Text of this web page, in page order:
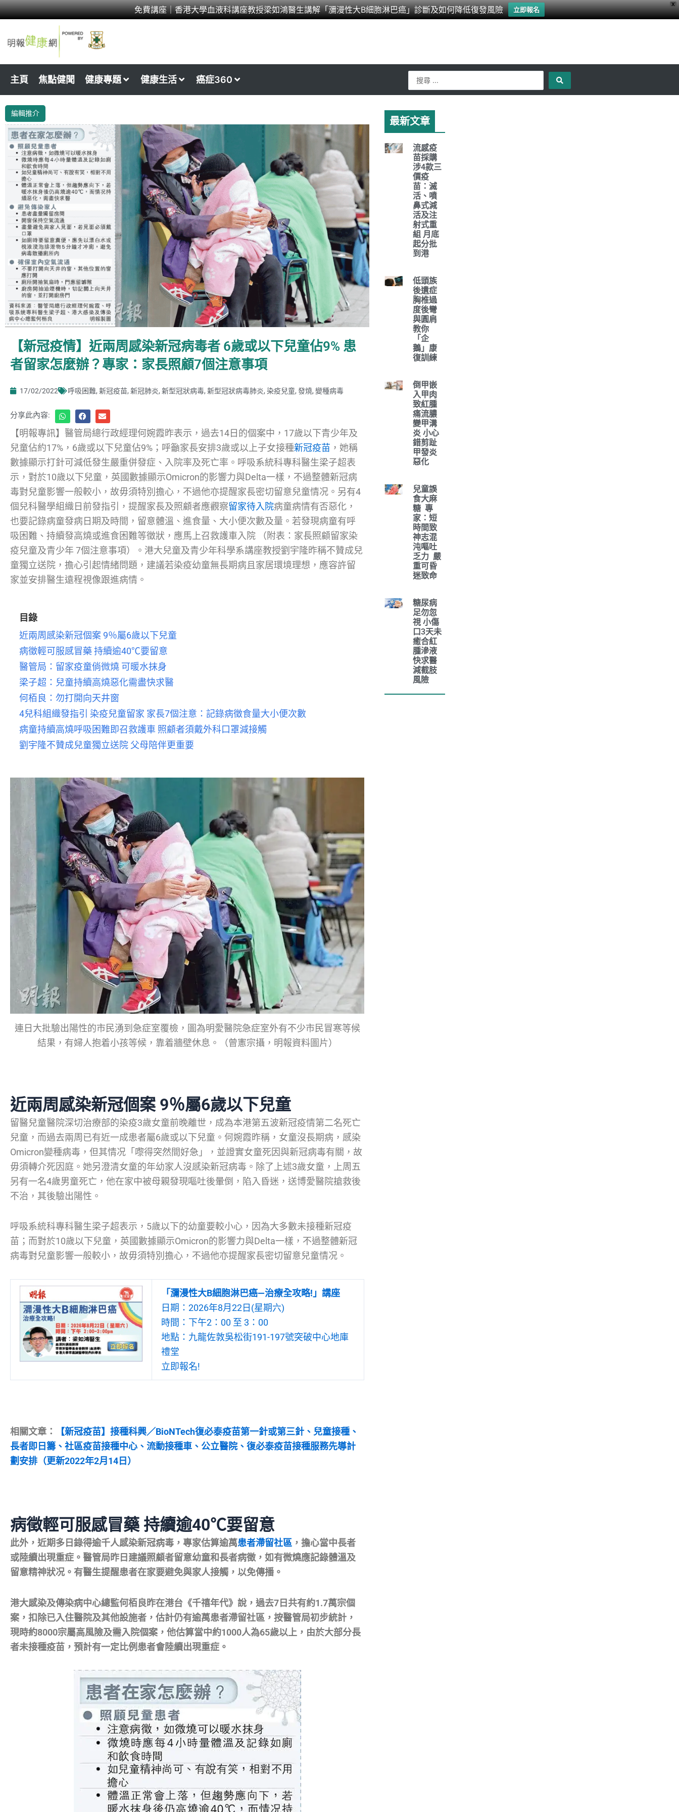
X
免費講座｜香港大學血液科講座教授梁如鴻醫生講解「瀰漫性大B細胞淋巴癌」診斷及如何降低復發風險 立即報名
Skip
to
content
主頁 焦點健聞 健康專題 健康生活 癌症360
Search
...
編輯推介
【新冠疫情】近兩周感染新冠病毒者 6歲或以下兒童佔9% 患
者留家怎麼辦？專家：家長照顧7個注意事項
17/02/2022 呼吸困難, 新冠疫苗, 新冠肺炎, 新型冠狀病毒, 新型冠狀病毒肺炎, 染疫兒童, 發燒, 變種病毒
分享此內容:
【明報專訊】醫管局總行政經理何婉霞昨表示，過去14日的個案中，17歲以下青少年及
兒童佔約17%，6歲或以下兒童佔9%；呼籲家長安排3歲或以上子女接種新冠疫苗 ，她稱
數據顯示打針可減低發生嚴重併發症、入院率及死亡率。呼吸系統科專科醫生梁子超表
示，對於10歲以下兒童，英國數據顯示Omicron的影響力與Delta一樣，不過整體新冠病
毒對兒童影響一般較小，故毋須特別擔心，不過他亦提醒家長密切留意兒童情况。另有4
個兒科醫學組織日前發指引，提醒家長及照顧者應觀察留家待入院病童病情有否惡化，
也要記錄病童發病日期及時間，留意體溫、進食量、大小便次數及量。若發現病童有呼
吸困難、持續發高燒或進食困難等徵狀，應馬上召救護車入院 （附表：家長照顧留家染
疫兒童及青少年 7個注意事項）。港大兒童及青少年科學系講座教授劉宇隆昨稱不贊成兒
童獨立送院，擔心引起情緒問題，建議若染疫幼童無長期病且家居環境理想，應容許留
家並安排醫生遠程視像跟進病情。
目錄
近兩周感染新冠個案 9％屬6歲以下兒童
病徵輕可服感冒藥 持續逾40℃要留意
醫管局：留家疫童倘微燒 可暖水抹身
梁子超：兒童持續高燒惡化需盡快求醫
何栢良：勿打開向天井窗
4兒科組織發指引 染疫兒童留家 家長7個注意：記錄病徵食量大小便次數
病童持續高燒呼吸困難即召救護車 照顧者須戴外科口罩減接觸
劉宇隆不贊成兒童獨立送院 父母陪伴更重要
連日大批驗出陽性的市民湧到急症室覆檢，圖為明愛醫院急症室外有不少市民冒寒等候
結果，有婦人抱着小孩等候，靠着牆壁休息。（曾憲宗攝，明報資料圖片）
近兩周感染新冠個案 9％屬6歲以下兒童
留醫兒童醫院深切治療部的染疫3歲女童前晚離世，成為本港第五波新冠疫情第二名死亡
兒童，而過去兩周已有近一成患者屬6歲或以下兒童。何婉霞昨稱，女童沒長期病，感染
Omicron變種病毒，但其情况「嚟得突然間好急」，並證實女童死因與新冠病毒有關，故
毋須轉介死因庭。她另澄清女童的年幼家人沒感染新冠病毒。除了上述3歲女童，上周五
另有一名4歲男童死亡，他在家中被母親發現嘔吐後暈倒，陷入昏迷，送博愛醫院搶救後
不治，其後驗出陽性。
呼吸系統科專科醫生梁子超表示，5歲以下的幼童要較小心，因為大多數未接種新冠疫
苗；而對於10歲以下兒童，英國數據顯示Omicron的影響力與Delta一樣，不過整體新冠
病毒對兒童影響一般較小，故毋須特別擔心，不過他亦提醒家長密切留意兒童情况。
「瀰漫性大B細胞淋巴癌—治療全攻略!」講座
日期：2026年8月22日(星期六)
時間：下午2：00 至 3：00
地點：九龍佐敦吳松街191-197號突破中心地庫
禮堂
立即報名!
相關文章：
【新冠疫苗】接種科興／BioNTech復必泰疫苗第一針或第三針、兒童接種、
長者即日籌、社區疫苗接種中心、流動接種車、公立醫院、復必泰疫苗接種服務先導計
劃安排（更新2022年2月14日）
病徵輕可服感冒藥 持續逾40℃要留意
此外，近期多日錄得逾千人感染新冠病毒，專家估算逾萬患者滯留社區 ，擔心當中長者
或陸續出現重症。醫管局昨日建議照顧者留意幼童和長者病徵，如有微燒應記錄體溫及
留意精神狀况。有醫生提醒患者在家要避免與家人接觸，以免傳播。
港大感染及傳染病中心總監何栢良昨在港台《千禧年代》說，過去7日共有約1.7萬宗個
案，扣除已入住醫院及其他設施者，估計仍有逾萬患者滯留社區，按醫管局初步統計，
現時約8000宗屬高風險及需入院個案，他估算當中約1000人為65歲以上，由於大部分長
者未接種疫苗，預計有一定比例患者會陸續出現重症。
最新文章
流感疫
苗採購
涉4款三
價疫
苗：滅
活、噴
鼻式減
活及注
射式重
組 月底
起分批
到港
低頭族
後遺症
胸椎過
度後彎
與圓肩
教你
「企
鵝」康
復訓練
倒甲嵌
入甲肉
致紅腫
痛流膿
變甲溝
炎 小心
錯剪趾
甲發炎
惡化
兒童誤
食大麻
糖 專
家：短
時間致
神志混
沌嘔吐
乏力 嚴
重可昏
迷致命
糖尿病
足勿忽
視 小傷
口3天未
癒合紅
腫滲液
快求醫
減截肢
風險